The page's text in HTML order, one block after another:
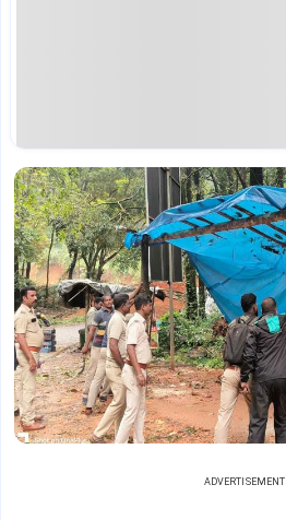
ADVERTISEMENT